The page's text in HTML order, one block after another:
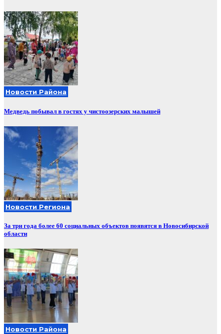
Новости Района
Медведь побывал в гостях у чистоозерских малышей
Новости Региона
За три года более 60 социальных объектов появятся в Новосибирской
области
Новости Района